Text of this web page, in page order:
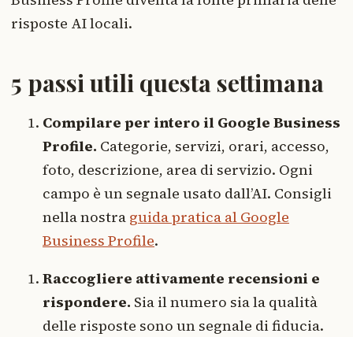
risposte AI locali.
5 passi utili questa settimana
Compilare per intero il Google Business
Profile. Categorie, servizi, orari, accesso,
foto, descrizione, area di servizio. Ogni
campo è un segnale usato dall’AI. Consigli
nella nostra guida pratica al Google
Business Profile.
Raccogliere attivamente recensioni e
rispondere. Sia il numero sia la qualità
delle risposte sono un segnale di fiducia.